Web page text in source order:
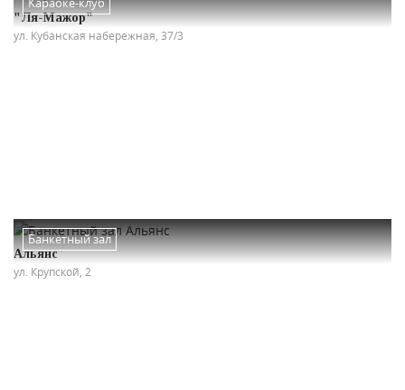
"Ля-Мажор"
ул. Кубанская набережная, 37/3
Банкетный зал
Альянс
ул. Крупской, 2